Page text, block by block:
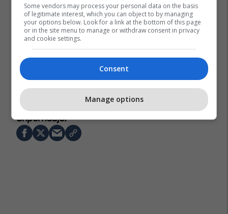
Maxence Lacroix Bruno Guimaraes
Anthony Gordon
Transferimet
Martin Zubimendi
Antonio Silva
Ederson Premier League
Some vendors may process your personal data on the basis
of legitimate interest, which you can object to by managing
your options below. Look for a link at the bottom of this page
or in the site menu to manage or withdraw consent in privacy
and cookie settings.
Consent
Manage options